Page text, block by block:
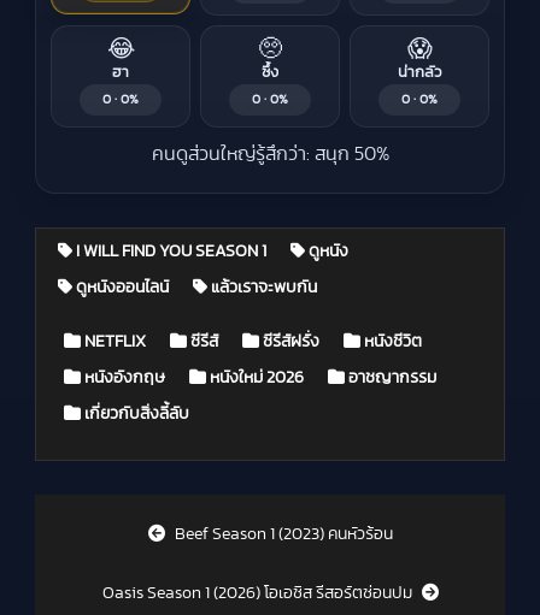
😂
ฮา
0 · 0%
🥺
ซึ้ง
0 · 0%
😱
น่ากลัว
0 · 0%
คนดูส่วนใหญ่รู้สึกว่า: สนุก 50%
I WILL FIND YOU SEASON 1 ดูหนัง
ดูหนังออนไลน์ แล้วเราจะพบกัน
Posted in
NETFLIX ซีรีส์ ซีรีส์ฝรั่ง หนังชีวิต
หนังอังกฤษ หนังใหม่ 2026 อาชญากรรม
เกี่ยวกับสิ่งลี้ลับ
Post navigation Beef Season 1 (2023) คนหัวร้อน
Oasis Season 1 (2026) โอเอซิส รีสอร์ตซ่อนปม